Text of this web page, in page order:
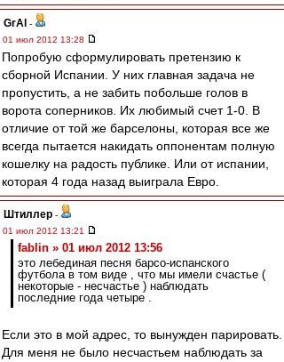
GrAl -
01 июл 2012 13:28
Попробую сформулировать претензию к
сборной Испании. У них главная задача не
пропустить, а не забить побольше голов в
ворота соперников. Их любимый счет 1-0. В
отличие от той же барселоны, которая все же
всегда пытается накидать оппонентам полную
кошелку на радость публике. Или от испании,
которая 4 года назад выиграла Евро.
Штиллер -
01 июл 2012 13:21
fablin » 01 июл 2012 13:56
это лебединая песня барсо-испанского
футбола в том виде , что мы имели счастье (
некоторые - несчастье ) наблюдать
последние года четыре .
Если это в мой адрес, то вынужден парировать.
Для меня не было несчастьем наблюдать за